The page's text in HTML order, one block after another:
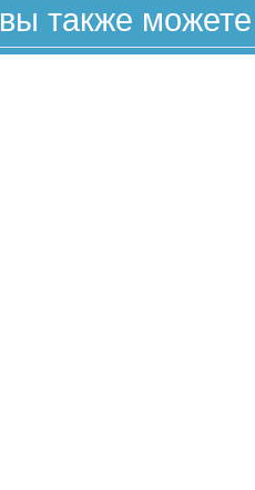
вы также